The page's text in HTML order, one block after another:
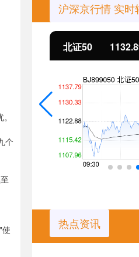
个
沪深京行情 实时
北证50
热点资讯